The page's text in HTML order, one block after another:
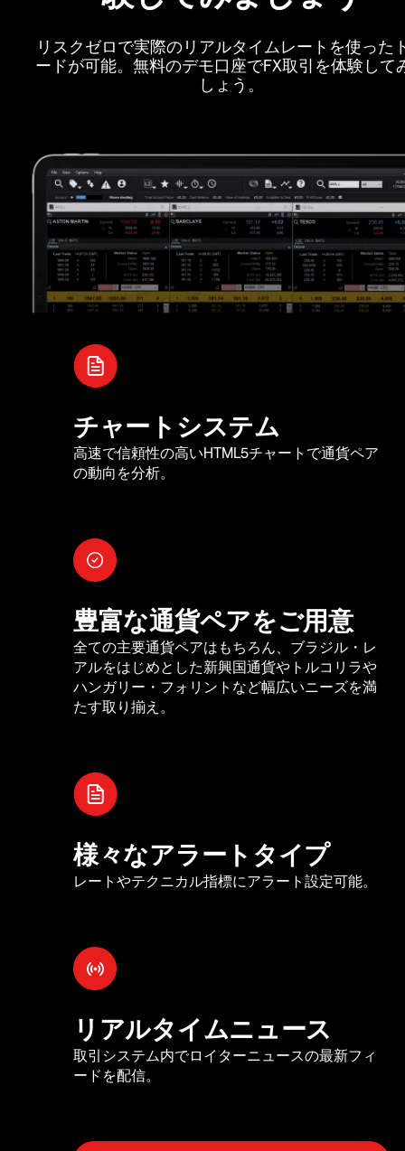
リスクゼロで実際のリアルタイムレートを使った
ードが可能。無料のデモ口座でFX取引を体験して
しょう。
チャートシステム
高速で信頼性の高いHTML5チャートで通貨ペア
の動向を分析。
豊富な通貨ペアをご用意
全ての主要通貨ペアはもちろん、ブラジル・レ
アルをはじめとした新興国通貨やトルコリラや
ハンガリー・フォリントなど幅広いニーズを満
たす取り揃え。
様々なアラートタイプ
レートやテクニカル指標にアラート設定可能。
リアルタイムニュース
取引システム内でロイターニュースの最新フィ
ードを配信。